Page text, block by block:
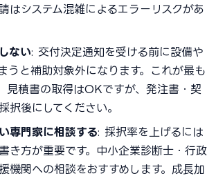
はシステム混雑によるエラーリスクがあ
ない: 交付決定通知を受ける前に設備や
うと補助対象外になります。これが最も
見積書の取得はOKですが、発注書・契
択後にしてください。
専門家に相談する: 採択率を上げるには
き方が重要です。中小企業診断士・行政
機関への相談をおすすめします。成長加